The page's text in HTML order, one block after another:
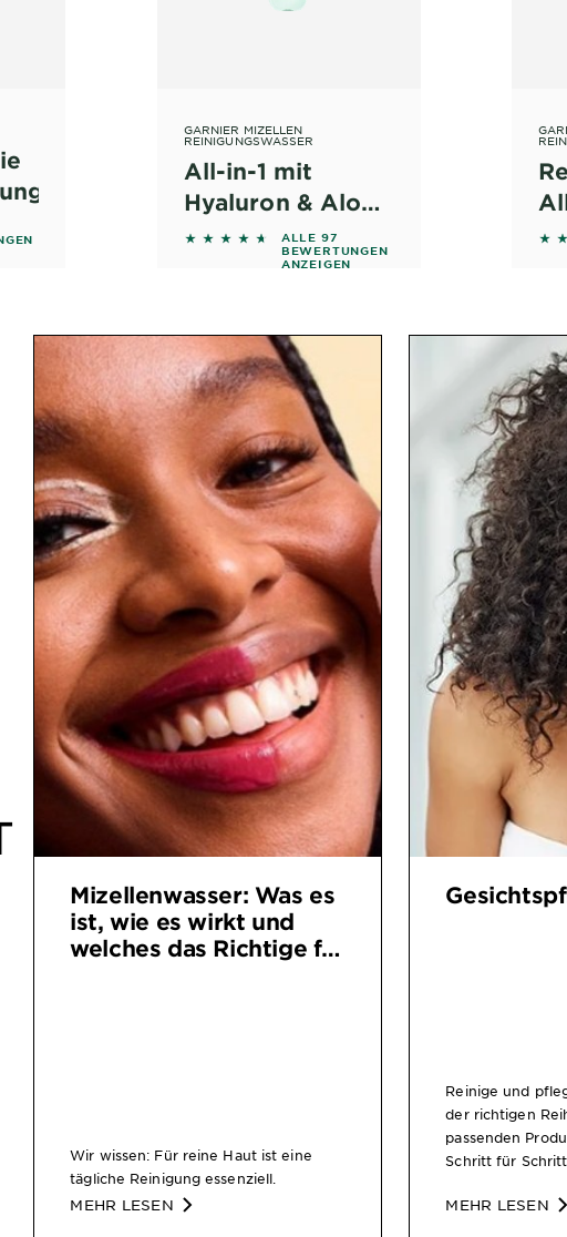
on reviews
GARNIER MIZELLEN
REINIGUNGSWASSER
All-in-1 mit
Hyaluron & Aloe
Vera
4.5155 out of 5 stars based on reviews
ALLE 97
BEWERTUNGEN
ANZEIGEN
Mizellenwasser: Was es
ist, wie es wirkt und
welches das Richtige für
Wir wissen: Für reine Haut ist eine
tägliche Reinigung essenziell.
MEHR LESEN
Reinige und
der richtigen
passenden
Schritt für
MEHR LESEN